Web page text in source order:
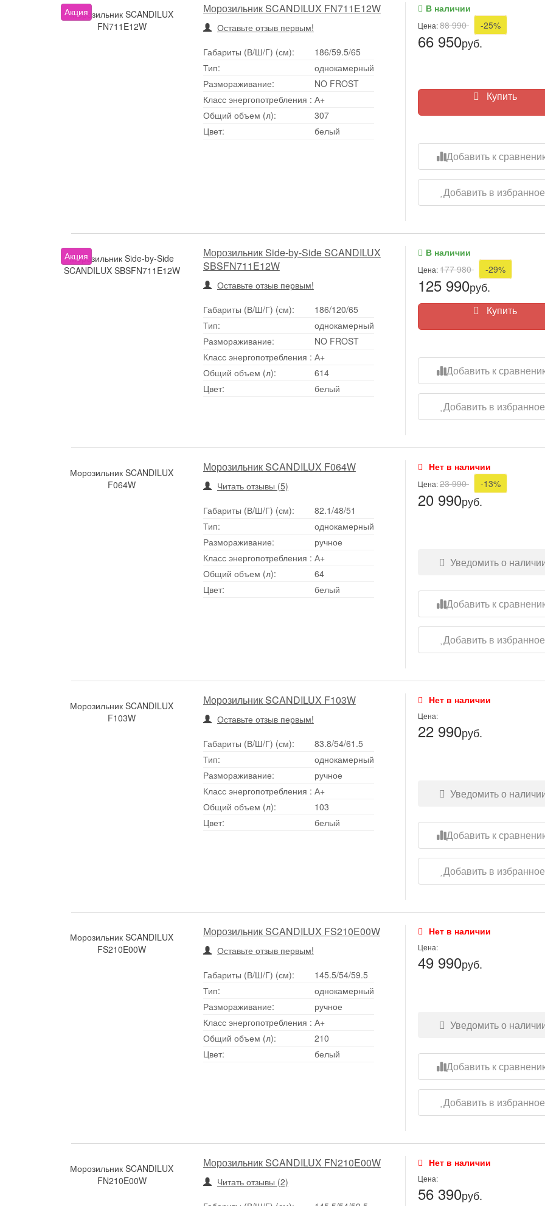
Акция
Морозильник SCANDILUX
FN711E12W
Морозильник SCANDILUX FN711E12W
Оставьте отзыв первым!
Габариты (В/Ш/Г) (см):
186/59.5/65
Тип:
однокамерный
Размораживание:
NO FROST
Класс энергопотребления : А+
Общий объем (л):
307
Цвет:
белый
В наличии
Цена:88 990 -25%
66 950руб.
Купить
Добавить к
Добавить в избранное
Акция
Морозильник Side-by-Side
SCANDILUX SBSFN711E12W
Морозильник Side-by-Side SCANDILUX
SBSFN711E12W
Оставьте отзыв первым!
Габариты (В/Ш/Г) (см):
186/120/65
Тип:
однокамерный
Размораживание:
NO FROST
Класс энергопотребления : А+
Общий объем (л):
614
Цвет:
белый
В наличии
Цена:177 980 -29%
125 990руб.
Купить
Добавить к
Добавить в избранное
Морозильник SCANDILUX
F064W
Морозильник SCANDILUX F064W
Читать отзывы (5)
Габариты (В/Ш/Г) (см):
82.1/48/51
Тип:
однокамерный
Размораживание:
ручное
Класс энергопотребления : А+
Общий объем (л):
64
Цвет:
белый
Нет в наличии
Цена:23 990 -13%
20 990руб.
Уведомить о
Добавить к
Добавить в избранное
Морозильник SCANDILUX
F103W
Морозильник SCANDILUX F103W
Оставьте отзыв первым!
Габариты (В/Ш/Г) (см):
83.8/54/61.5
Тип:
однокамерный
Размораживание:
ручное
Класс энергопотребления : А+
Общий объем (л):
103
Цвет:
белый
Нет в наличии
Цена:
22 990руб.
Уведомить о
Добавить к
Добавить в избранное
Морозильник SCANDILUX
FS210E00W
Морозильник SCANDILUX FS210E00W
Оставьте отзыв первым!
Габариты (В/Ш/Г) (см):
145.5/54/59.5
Тип:
однокамерный
Размораживание:
ручное
Класс энергопотребления : А+
Общий объем (л):
210
Цвет:
белый
Нет в наличии
Цена:
49 990руб.
Уведомить о
Добавить к
Добавить в избранное
Морозильник SCANDILUX
FN210E00W
Морозильник SCANDILUX FN210E00W
Читать отзывы (2)
Нет в наличии
Цена:
56 390руб.